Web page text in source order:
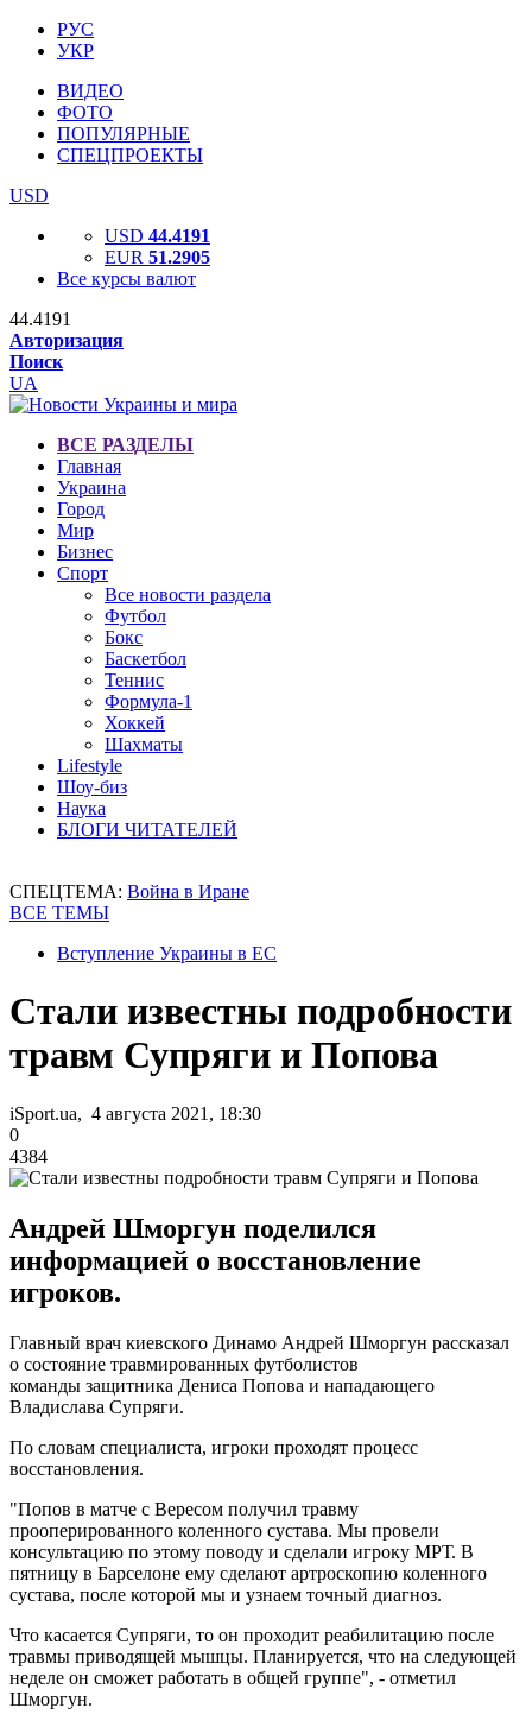
РУС
УКР
ВИДЕО
ФОТО
ПОПУЛЯРНЫЕ
СПЕЦПРОЕКТЫ
USD
USD 44.4191
EUR 51.2905
Все курсы валют
44.4191
Авторизация
Поиск
UA
ВСЕ РАЗДЕЛЫ
Главная
Украина
Город
Мир
Бизнес
Спорт
Все новости раздела
Футбол
Бокс
Баскетбол
Теннис
Формула-1
Хоккей
Шахматы
Lifestyle
Шоу-биз
Наука
БЛОГИ ЧИТАТЕЛЕЙ
СПЕЦТЕМА: Война в Иране
ВСЕ ТЕМЫ
Вступление Украины в ЕС
Стали известны подробности
травм Супряги и Попова
iSport.ua, 4 августа 2021, 18:30
0
4384
Андрей Шморгун поделился
информацией о восстановление
игроков.
Главный врач киевского Динамо Андрей Шморгун рассказал
о состояние травмированных футболистов
команды защитника Дениса Попова и нападающего
Владислава Супряги.
По словам специалиста, игроки проходят процесс
восстановления.
"Попов в матче с Вересом получил травму
прооперированного коленного сустава. Мы провели
консультацию по этому поводу и сделали игроку МРТ. В
пятницу в Барселоне ему сделают артроскопию коленного
сустава, после которой мы и узнаем точный диагноз.
Что касается Супряги, то он проходит реабилитацию после
травмы приводящей мышцы. Планируется, что на следующей
неделе он сможет работать в общей группе", - отметил
Шморгун.